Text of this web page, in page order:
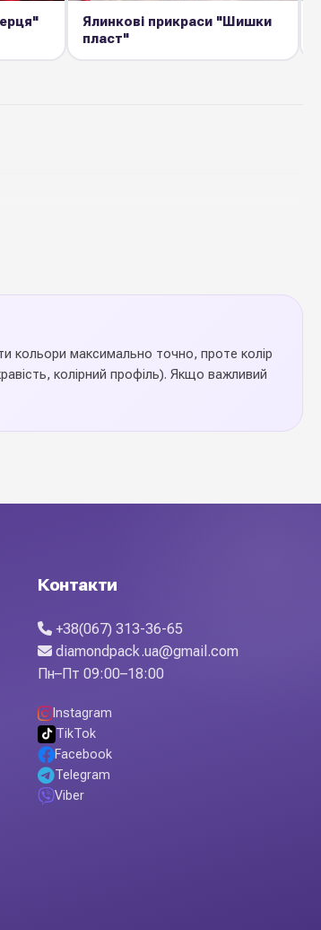
Ялинкові прикраси "Шишки
пласт"
кольори максимально точно, проте колір
колірний профіль). Якщо важливий
Контакти
+38(067) 313-36-65
diamondpack.ua@gmail.com
Пн–Пт 09:00–18:00
Instagram
TikTok
Facebook
Telegram
Viber